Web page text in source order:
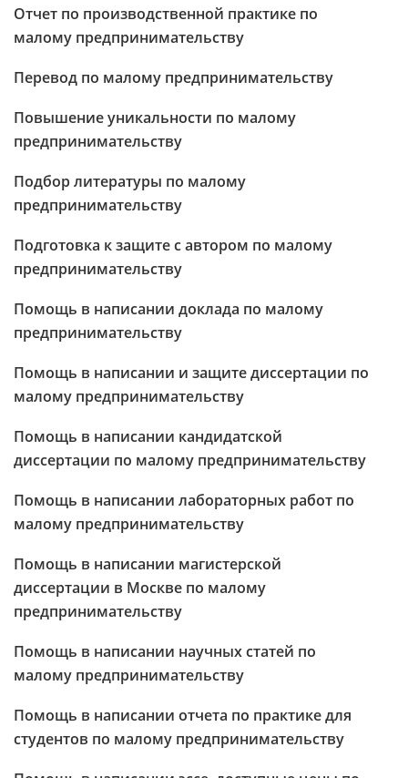
Отчет по производственной практике по
малому предпринимательству
Перевод по малому предпринимательству
Повышение уникальности по малому
предпринимательству
Подбор литературы по малому
предпринимательству
Подготовка к защите с автором по малому
предпринимательству
Помощь в написании доклада по малому
предпринимательству
Помощь в написании и защите диссертации по
малому предпринимательству
Помощь в написании кандидатской
диссертации по малому предпринимательству
Помощь в написании лабораторных работ по
малому предпринимательству
Помощь в написании магистерской
диссертации в Москве по малому
предпринимательству
Помощь в написании научных статей по
малому предпринимательству
Помощь в написании отчета по практике для
студентов по малому предпринимательству